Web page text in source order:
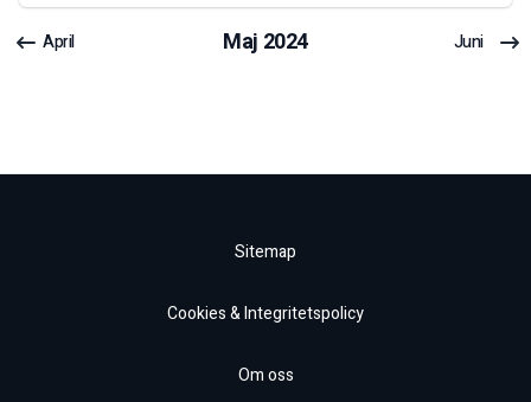
April Maj 2024 Juni
Sitemap
Cookies & Integritetspolicy
Om oss